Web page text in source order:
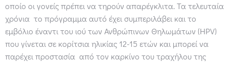
οποίο οι γονείς πρέπει να τηρούν απαρέγκλιτα. Τα τελευταία
χρόνια το πρόγραμμα αυτό έχει συμπεριλάβει και το
εμβόλιο έναντι του ιού των Ανθρώπινων Θηλωμάτων (ΗPV)
που γίνεται σε κορίτσια ηλικίας 12-15 ετών και μπορεί να
παρέχει προστασία από τον καρκίνο του τραχήλου της